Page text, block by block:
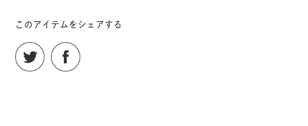
このアイテムをシェアする